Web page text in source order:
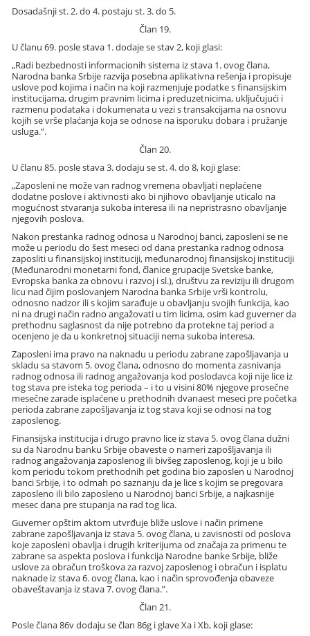
Dosadašnji st. 2. do 4. postaju st. 3. do 5.
Član 19.
U članu 69. posle stava 1. dodaje se stav 2, koji glasi:
„Radi bezbednosti informacionih sistema iz stava 1. ovog člana,
Narodna banka Srbije razvija posebna aplikativna rešenja i propisuje
uslove pod kojima i način na koji razmenjuje podatke s finansijskim
institucijama, drugim pravnim licima i preduzetnicima, uključujući i
razmenu podataka i dokumenata u vezi s transakcijama na osnovu
kojih se vrše plaćanja koja se odnose na isporuku dobara i pružanje
usluga.”.
Član 20.
U članu 85. posle stava 3. dodaju se st. 4. do 8, koji glase:
„Zaposleni ne može van radnog vremena obavljati neplaćene
dodatne poslove i aktivnosti ako bi njihovo obavljanje uticalo na
mogućnost stvaranja sukoba interesa ili na nepristrasno obavljanje
njegovih poslova.
Nakon prestanka radnog odnosa u Narodnoj banci, zaposleni se ne
može u periodu do šest meseci od dana prestanka radnog odnosa
zaposliti u finansijskoj instituciji, međunarodnoj finansijskoj instituciji
(Međunarodni monetarni fond, članice grupacije Svetske banke,
Evropska banka za obnovu i razvoj i sl.), društvu za reviziju ili drugom
licu nad čijim poslovanjem Narodna banka Srbije vrši kontrolu,
odnosno nadzor ili s kojim sarađuje u obavljanju svojih funkcija, kao
ni na drugi način radno angažovati u tim licima, osim kad guverner da
prethodnu saglasnost da nije potrebno da protekne taj period a
ocenjeno je da u konkretnoj situaciji nema sukoba interesa.
Zaposleni ima pravo na naknadu u periodu zabrane zapošljavanja u
skladu sa stavom 5. ovog člana, odnosno do momenta zasnivanja
radnog odnosa ili radnog angažovanja kod poslodavca koji nije lice iz
tog stava pre isteka tog perioda – i to u visini 80% njegove prosečne
mesečne zarade isplaćene u prethodnih dvanaest meseci pre početka
perioda zabrane zapošljavanja iz tog stava koji se odnosi na tog
zaposlenog.
Finansijska institucija i drugo pravno lice iz stava 5. ovog člana dužni
su da Narodnu banku Srbije obaveste o nameri zapošljavanja ili
radnog angažovanja zaposlenog ili bivšeg zaposlenog, koji je u bilo
kom periodu tokom prethodnih pet godina bio zaposlen u Narodnoj
banci Srbije, i to odmah po saznanju da je lice s kojim se pregovara
zaposleno ili bilo zaposleno u Narodnoj banci Srbije, a najkasnije
mesec dana pre stupanja na rad tog lica.
Guverner opštim aktom utvrđuje bliže uslove i način primene
zabrane zapošljavanja iz stava 5. ovog člana, u zavisnosti od poslova
koje zaposleni obavlja i drugih kriterijuma od značaja za primenu te
zabrane sa aspekta poslova i funkcija Narodne banke Srbije, bliže
uslove za obračun troškova za razvoj zaposlenog i obračun i isplatu
naknade iz stava 6. ovog člana, kao i način sprovođenja obaveze
obaveštavanja iz stava 7. ovog člana.”.
Član 21.
Posle člana 86v dodaju se član 86g i glave Xa i Xb, koji glase: